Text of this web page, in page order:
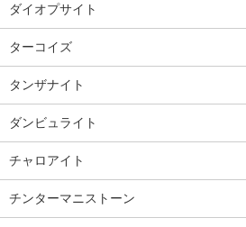
ダイオプサイト
ターコイズ
タンザナイト
ダンビュライト
チャロアイト
チンターマニストーン